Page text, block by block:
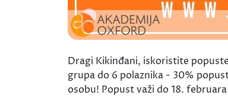
Dragi Kikinđani, iskoristite
grupa do 6 polaznika - 30%
osobu! Popust važi do 18.